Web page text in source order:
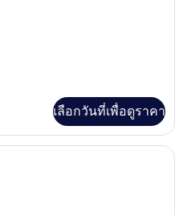
เลือกวันที่เพื่อดูราคา
Junior Suite - Vue Montaigne | เค